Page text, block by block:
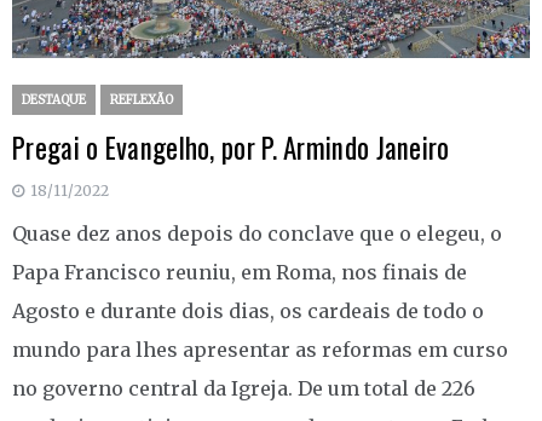
DESTAQUE REFLEXÃO
Pregai o Evangelho, por P. Armindo Janeiro
18/11/2022
Quase dez anos depois do conclave que o elegeu, o
Papa Francisco reuniu, em Roma, nos finais de
Agosto e durante dois dias, os cardeais de todo o
mundo para lhes apresentar as reformas em curso
no governo central da Igreja. De um total de 226